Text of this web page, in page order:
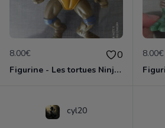
8.00€ 0
Figurine - Les tortues Ninja - Donatello
8.00€
cyl20